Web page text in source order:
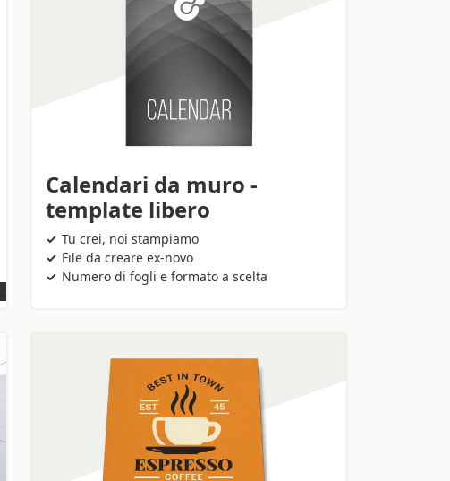
Calendari da muro -
template libero
Tu crei, noi stampiamo
File da creare ex-novo
Numero di fogli e formato a scelta